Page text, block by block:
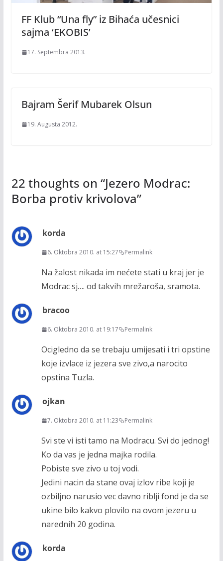
FF Klub “Una fly” iz Bihaća učesnici
sajma ‘EKOBIS’
17. Septembra 2013.
Bajram Šerif Mubarek Olsun
19. Augusta 2012.
22 thoughts on “Jezero Modrac:
Borba protiv krivolova”
korda
6. Oktobra 2010. at 15:27 Permalink
Na žalost nikada im nećete stati u kraj jer je
Modrac sj…. od takvih mrežaroša, sramota.
bracoo
6. Oktobra 2010. at 19:17 Permalink
Ocigledno da se trebaju umijesati i tri opstine
koje izvlace iz jezera sve zivo,a narocito
opstina Tuzla.
ojkan
7. Oktobra 2010. at 11:23 Permalink
Svi ste vi isti tamo na Modracu. Svi do jednog!
Ko da vas je jedna majka rodila.
Pobiste sve zivo u toj vodi.
Jedini nacin da stane ovaj izlov ribe koji je
ozbiljno narusio vec davno riblji fond je da se
ukine bilo kakvo plovilo na ovom jezeru u
narednih 20 godina.
korda